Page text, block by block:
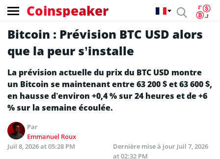
Coinspeaker
Bitcoin : Prévision BTC USD alors
que la peur s’installe
La prévision actuelle du prix du BTC USD montre
un Bitcoin se maintenant entre 63 200 $ et 63 600 $,
en hausse d’environ +0,4 % sur 24 heures et de +6
% sur la semaine écoulée.
Par
Emmanuel Roux
Juil 8, 2026 at 05:28 PM
Dernière mise à jour Juil 7, 2026
at 02:32 PM